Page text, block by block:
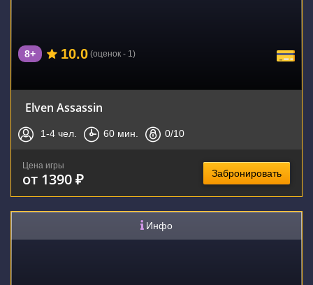
8+ 10.0 (оценок - 1)
Elven Assassin
1-4 чел. 60 мин. 0/10
Цена игры
от 1390 ₽ Забронировать
Инфо